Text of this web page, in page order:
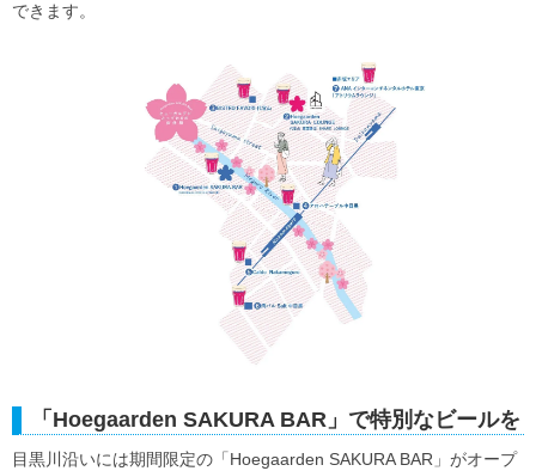
できます。
「Hoegaarden SAKURA BAR」で特別なビールを
目黒川沿いには期間限定の「Hoegaarden SAKURA BAR」がオープ